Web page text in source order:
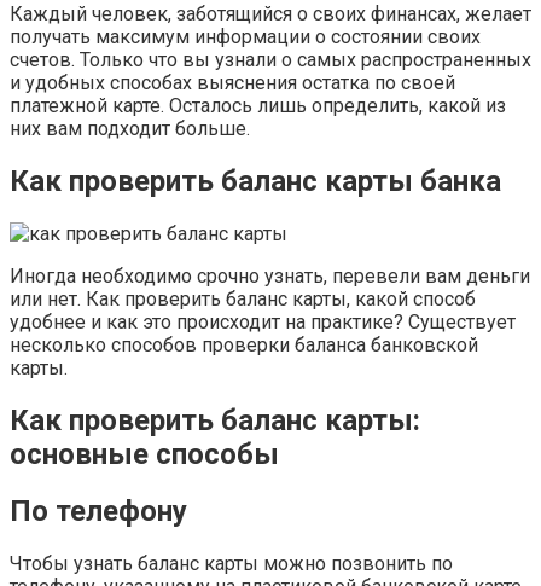
Каждый человек, заботящийся о своих финансах, желает
получать максимум информации о состоянии своих
счетов. Только что вы узнали о самых распространенных
и удобных способах выяснения остатка по своей
платежной карте. Осталось лишь определить, какой из
них вам подходит больше.
Как проверить баланс карты банка
Иногда необходимо срочно узнать, перевели вам деньги
или нет. Как проверить баланс карты, какой способ
удобнее и как это происходит на практике? Существует
несколько способов проверки баланса банковской
карты.
Как проверить баланс карты:
основные способы
По телефону
Чтобы узнать баланс карты можно позвонить по